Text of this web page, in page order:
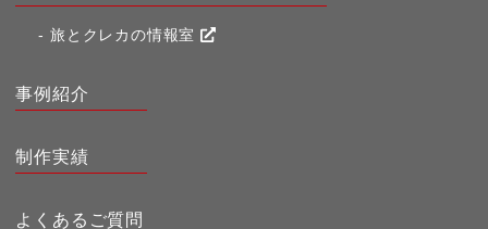
旅とクレカの情報室
事例紹介
制作実績
よくあるご質問